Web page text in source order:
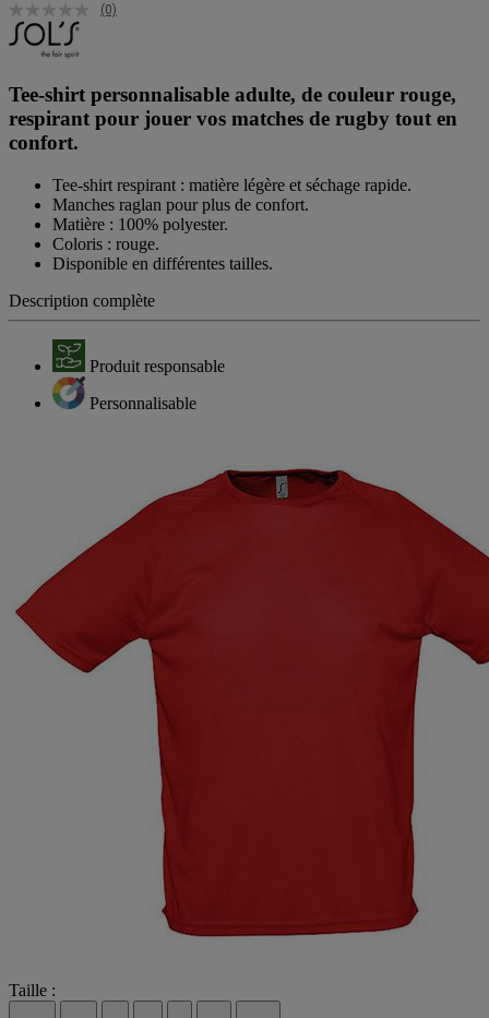
(0)
Tee-shirt personnalisable adulte, de couleur rouge,
respirant pour jouer vos matches de rugby tout en
confort.
Tee-shirt respirant : matière légère et séchage rapide.
Manches raglan pour plus de confort.
Matière : 100% polyester.
Coloris : rouge.
Disponible en différentes tailles.
Description complète
Produit responsable
Personnalisable
Taille :